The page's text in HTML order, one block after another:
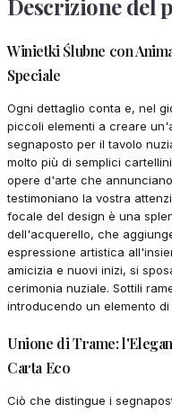
Descrizione del
Winietki Ślubne con
Speciale
Ogni dettaglio conta e, nel
piccoli elementi a creare
segnaposto per il tavolo
molto più di semplici
opere d'arte che
testimoniano la vostra
focale del design è una
dell'acquerello, che
espressione artistica
amicizia e nuovi inizi, si
cerimonia nuziale. Sottili
introducendo un elemento
Unione di Trame:
Carta Eco
Ciò che distingue i